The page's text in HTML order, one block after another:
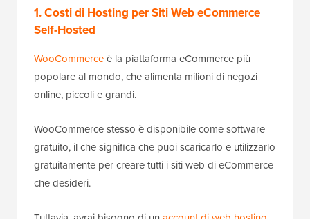
1. Costi di Hosting per Siti Web eCommerce
Self-Hosted
WooCommerceè la piattaforma eCommerce più
popolare al mondo, che alimenta milioni di negozi
online, piccoli e grandi.
WooCommerce stesso è disponibile come software
gratuito, il che significa che puoi scaricarlo e utilizzarlo
gratuitamente per creare tutti i siti web di eCommerce
che desideri.